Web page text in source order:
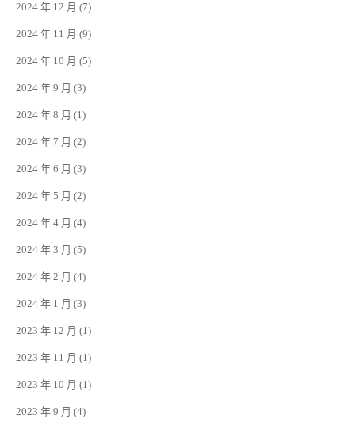
2024 年 12 月 (7)
2024 年 11 月 (9)
2024 年 10 月 (5)
2024 年 9 月 (3)
2024 年 8 月 (1)
2024 年 7 月 (2)
2024 年 6 月 (3)
2024 年 5 月 (2)
2024 年 4 月 (4)
2024 年 3 月 (5)
2024 年 2 月 (4)
2024 年 1 月 (3)
2023 年 12 月 (1)
2023 年 11 月 (1)
2023 年 10 月 (1)
2023 年 9 月 (4)